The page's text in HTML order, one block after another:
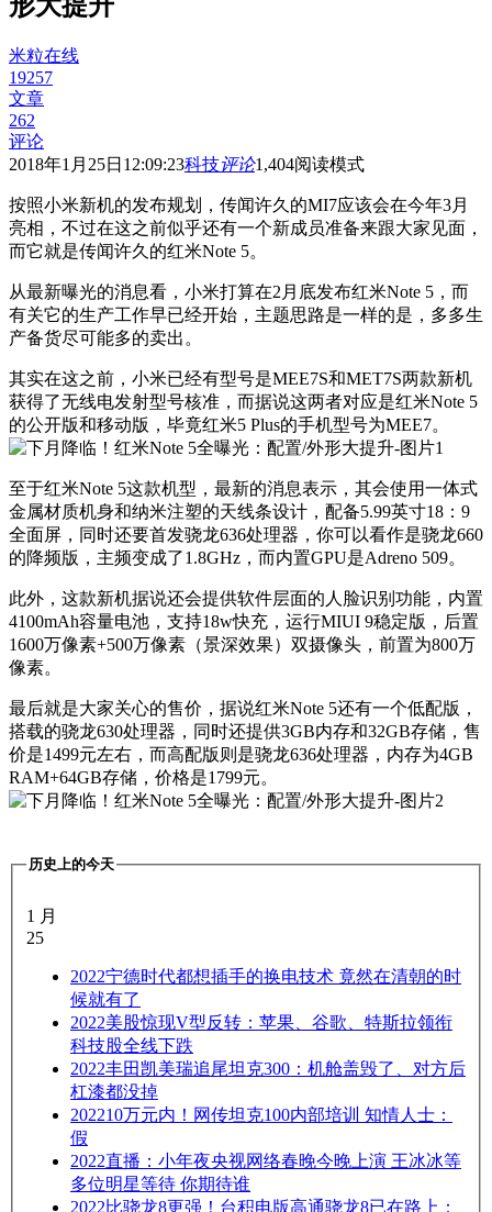
形大提升
米粒在线
19257
文章
262
评论
2018年1月25日12:09:23科技评论1,404阅读模式
按照小米新机的发布规划，传闻许久的MI7应该会在今年3月
亮相，不过在这之前似乎还有一个新成员准备来跟大家见面，
而它就是传闻许久的红米Note 5。
从最新曝光的消息看，小米打算在2月底发布红米Note 5，而
有关它的生产工作早已经开始，主题思路是一样的是，多多生
产备货尽可能多的卖出。
其实在这之前，小米已经有型号是MEE7S和MET7S两款新机
获得了无线电发射型号核准，而据说这两者对应是红米Note 5
的公开版和移动版，毕竟红米5 Plus的手机型号为MEE7。
至于红米Note 5这款机型，最新的消息表示，其会使用一体式
金属材质机身和纳米注塑的天线条设计，配备5.99英寸18：9
全面屏，同时还要首发骁龙636处理器，你可以看作是骁龙660
的降频版，主频变成了1.8GHz，而内置GPU是Adreno 509。
此外，这款新机据说还会提供软件层面的人脸识别功能，内置
4100mAh容量电池，支持18w快充，运行MIUI 9稳定版，后置
1600万像素+500万像素（景深效果）双摄像头，前置为800万
像素。
最后就是大家关心的售价，据说红米Note 5还有一个低配版，
搭载的骁龙630处理器，同时还提供3GB内存和32GB存储，售
价是1499元左右，而高配版则是骁龙636处理器，内存为4GB
RAM+64GB存储，价格是1799元。
历史上的今天
1 月
25
2022宁德时代都想插手的换电技术 竟然在清朝的时
候就有了
2022美股惊现V型反转：苹果、谷歌、特斯拉领衔
科技股全线下跌
2022丰田凯美瑞追尾坦克300：机舱盖毁了、对方后
杠漆都没掉
202210万元内！网传坦克100内部培训 知情人士：
假
2022直播：小年夜央视网络春晚今晚上演 王冰冰等
多位明星等待 你期待谁
2022比骁龙8更强！台积电版高通骁龙8已在路上：